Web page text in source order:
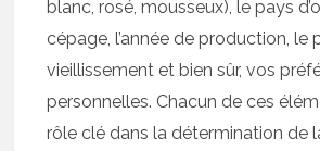
blanc, rosé, mousseux), le pays
cépage, l’année de production, le
vieillissement et bien sûr, vos
personnelles. Chacun de ces
rôle clé dans la détermination de